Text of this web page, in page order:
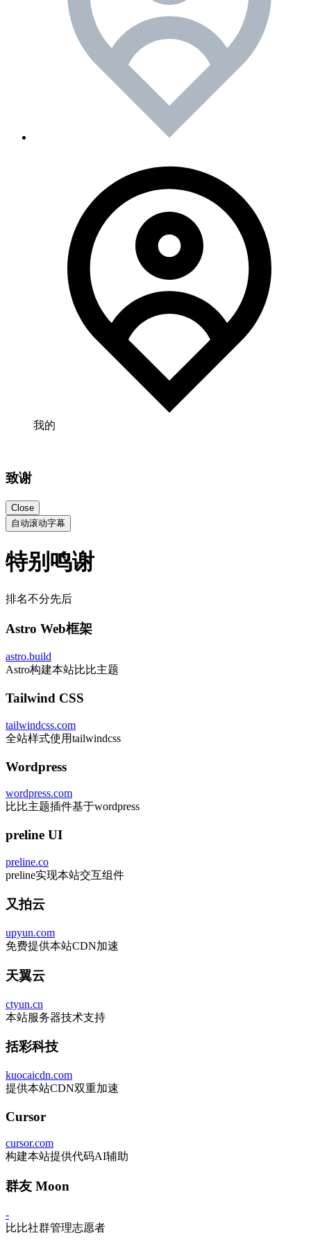
我的
致谢
Close
自动滚动字幕
特别鸣谢
排名不分先后
Astro Web框架
astro.build
Astro构建本站比比主题
Tailwind CSS
tailwindcss.com
全站样式使用tailwindcss
Wordpress
wordpress.com
比比主题插件基于wordpress
preline UI
preline.co
preline实现本站交互组件
又拍云
upyun.com
免费提供本站CDN加速
天翼云
ctyun.cn
本站服务器技术支持
括彩科技
kuocaicdn.com
提供本站CDN双重加速
Cursor
cursor.com
构建本站提供代码AI辅助
群友 Moon
-
比比社群管理志愿者